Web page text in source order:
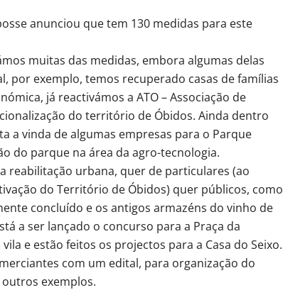
anunciou que tem 130 medidas para este
muitas das medidas, embora algumas delas
por exemplo, temos recuperado casas de famílias
já reactivámos a ATO – Associação de
do território de Óbidos. Ainda dentro
a vinda de algumas empresas para o Parque
do parque na área da agro-tecnologia.
reabilitação urbana, quer de particulares (ao
do Território de Óbidos) quer públicos, como
concluído e os antigos armazéns do vinho de
a ser lançado o concurso para a Praça da
e estão feitos os projectos para a Casa do Seixo.
com um edital, para organização do
exemplos.